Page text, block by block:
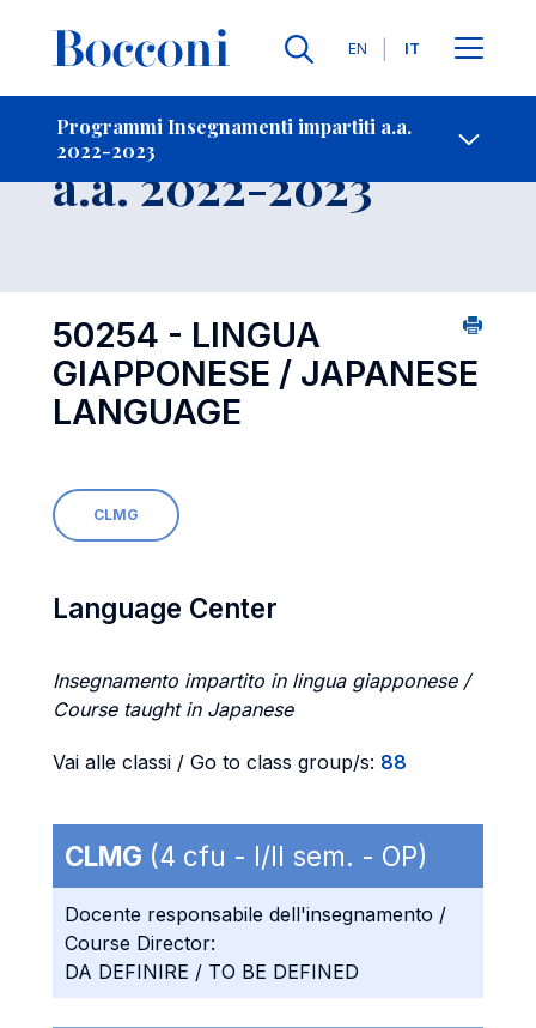
Lingue
EN IT
Programmi Insegnamenti impartiti a.a.
2022-2023
-
Insegnamento
a.a. 2022-2023
50254 - LINGUA
GIAPPONESE / JAPANESE
LANGUAGE
CLMG
Language Center
Insegnamento impartito in lingua giapponese /
Course taught in Japanese
Vai alle classi / Go to class group/s: 88
CLMG (4 cfu - I/II sem. - OP)
Docente responsabile dell'insegnamento /
Course Director:
DA DEFINIRE / TO BE DEFINED